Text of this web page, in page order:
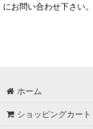
にお問い合わせ下さい。
ホーム
ショッピングカート